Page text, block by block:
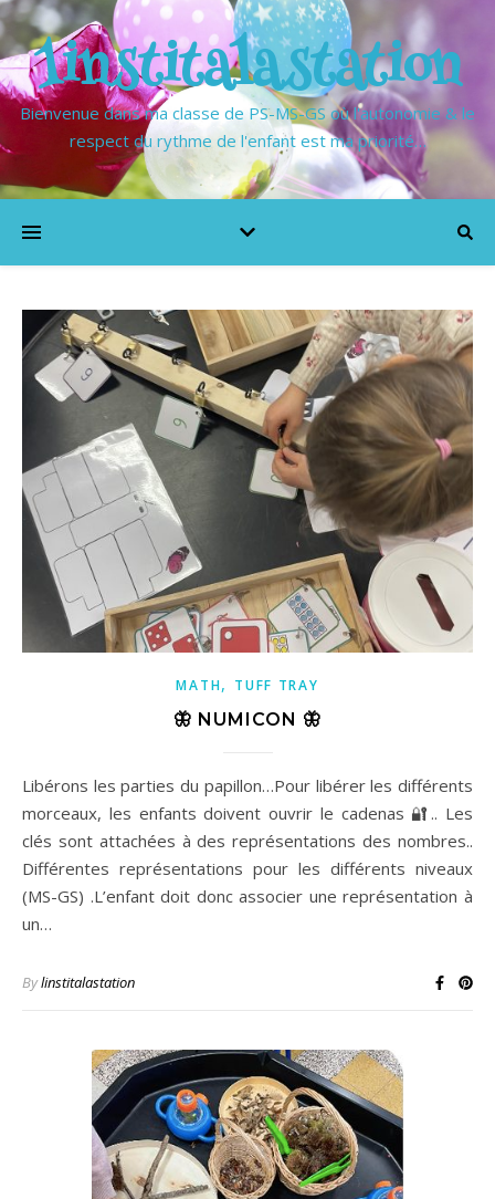
1institalastation
Bienvenue dans ma classe de PS-MS-GS où l'autonomie & le
respect du rythme de l'enfant est ma priorité…
MATH, TUFF TRAY
🦋 NUMICON 🦋
Libérons les parties du papillon…Pour libérer les différents
morceaux, les enfants doivent ouvrir le cadenas 🔐.. Les
clés sont attachées à des représentations des nombres..
Différentes représentations pour les différents niveaux
(MS-GS) .L’enfant doit donc associer une représentation à
un…
Bylinstitalastation